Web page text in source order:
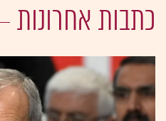
כתבות אחרונות